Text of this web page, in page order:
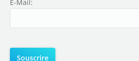
E-Mail: